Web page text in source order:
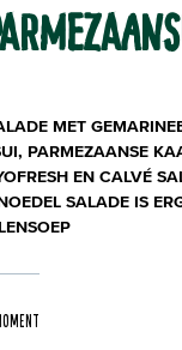
MET
PARMEZAANSE
EN CALVÉ
SALADE IS